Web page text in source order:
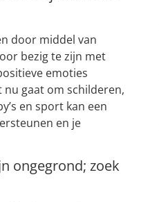
door middel van
bezig te zijn met
emoties
gaat om schilderen,
en sport kan een
en je
ongegrond; zoek